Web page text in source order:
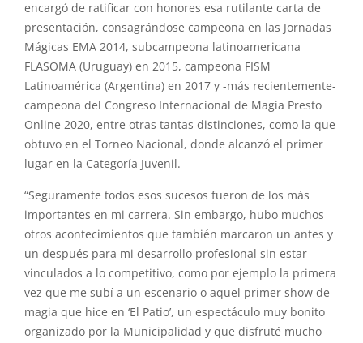
encargó de ratificar con honores esa rutilante carta de
presentación, consagrándose campeona en las Jornadas
Mágicas EMA 2014, subcampeona latinoamericana
FLASOMA (Uruguay) en 2015, campeona FISM
Latinoamérica (Argentina) en 2017 y -más recientemente-
campeona del Congreso Internacional de Magia Presto
Online 2020, entre otras tantas distinciones, como la que
obtuvo en el Torneo Nacional, donde alcanzó el primer
lugar en la Categoría Juvenil.
“Seguramente todos esos sucesos fueron de los más
importantes en mi carrera. Sin embargo, hubo muchos
otros acontecimientos que también marcaron un antes y
un después para mi desarrollo profesional sin estar
vinculados a lo competitivo, como por ejemplo la primera
vez que me subí a un escenario o aquel primer show de
magia que hice en ‘El Patio’, un espectáculo muy bonito
organizado por la Municipalidad y que disfruté mucho